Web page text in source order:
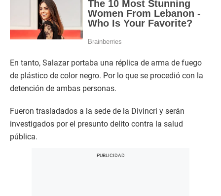
En tanto, Salazar portaba una réplica de arma de fuego
de plástico de color negro. Por lo que se procedió con la
detención de ambas personas.
Fueron trasladados a la sede de la Divincri y serán
investigados por el presunto delito contra la salud
pública.